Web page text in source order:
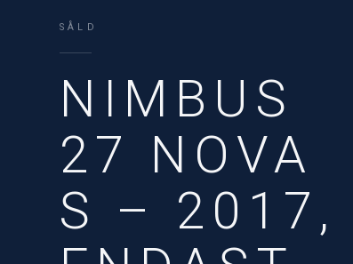
SÅLD
NIMBUS
27 NOVA
S – 2017,